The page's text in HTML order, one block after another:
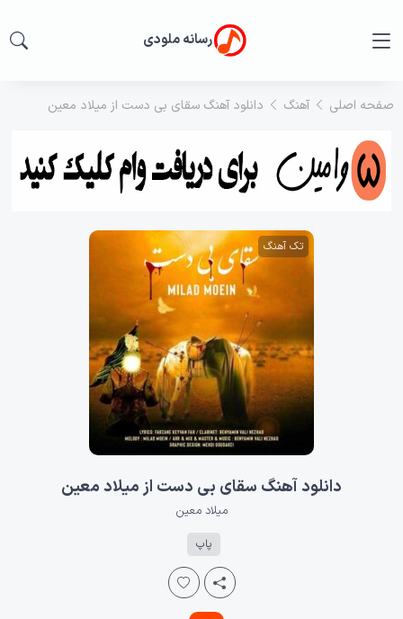
رسانه ملودی
صفحه اصلی آهنگ دانلود آهنگ سقای بی دست از میلاد معین
تک آهنگ
دانلود آهنگ سقای بی دست از میلاد معین
میلاد معین
پاپ